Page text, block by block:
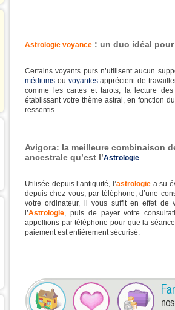
Astrologie voyance : un duo idéal
Certains voyants purs n’utilisent aucun
médiums ou voyantesapprécient de
comme les cartes et tarots, la lecture
établissant votre thème astral, en fonction
ressentis.
Avigora: la meilleure combinaison
ancestrale qu’est l’Astrologie
Utilisée depuis l’antiquité, l’astrologiea su
depuis chez vous, par téléphone, d’une
votre ordinateur, il vous suffit en effet de
l’Astrologie, puis de payer votre
appellions par téléphone pour que la
paiement est entièrement sécurisé.